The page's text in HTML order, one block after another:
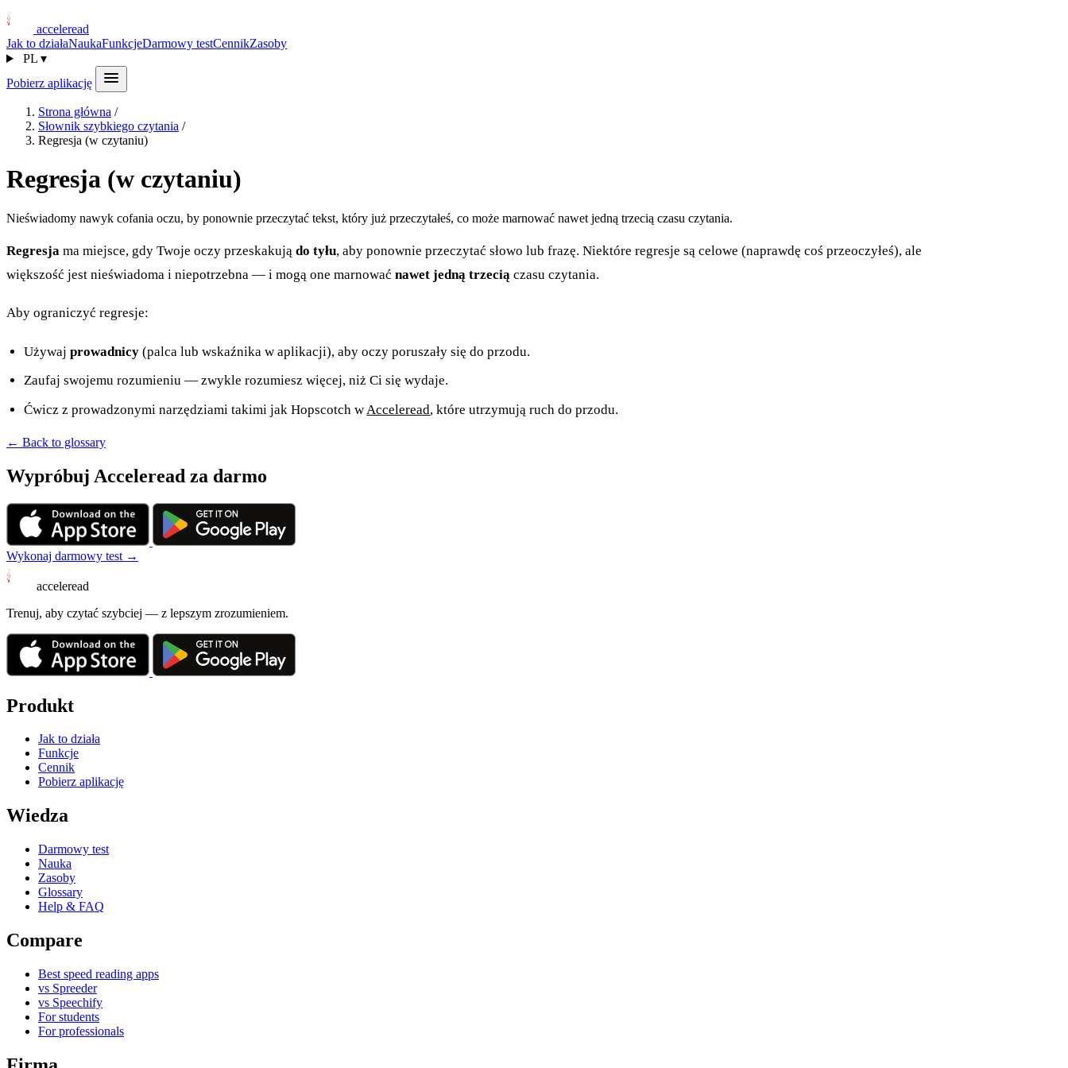
acceleread
Jak to działaNaukaFunkcjeDarmowy testCennikZasoby
PL ▾
Pobierz aplikację
Strona główna /
Słownik szybkiego czytania /
Regresja (w czytaniu)
Regresja (w czytaniu)
Nieświadomy nawyk cofania oczu, by ponownie przeczytać tekst, który już przeczytałeś, co może marnować nawet jedną trzecią czasu czytania.
Regresja ma miejsce, gdy Twoje oczy przeskakują do tyłu, aby ponownie przeczytać słowo lub frazę. Niektóre regresje są celowe (naprawdę coś przeoczyłeś), ale
większość jest nieświadoma i niepotrzebna — i mogą one marnować nawet jedną trzecią czasu czytania.
Aby ograniczyć regresje:
Używajprowadnicy (palca lub wskaźnika w aplikacji), aby oczy poruszały się do przodu.
Zaufaj swojemu rozumieniu — zwykle rozumiesz więcej, niż Ci się wydaje.
Ćwicz z prowadzonymi narzędziami takimi jak Hopscotch w Acceleread, które utrzymują ruch do przodu.
← Back to glossary
Wypróbuj Acceleread za darmo
Wykonaj darmowy test →
acceleread
Trenuj, aby czytać szybciej — z lepszym zrozumieniem.
Produkt
Jak to działa
Funkcje
Cennik
Pobierz aplikację
Wiedza
Darmowy test
Nauka
Zasoby
Glossary
Help & FAQ
Compare
Best speed reading apps
vs Spreeder
vs Speechify
For students
For professionals